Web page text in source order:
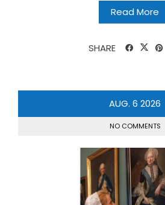
Read More
SHARE
AUG. 6 2026
NO COMMENTS